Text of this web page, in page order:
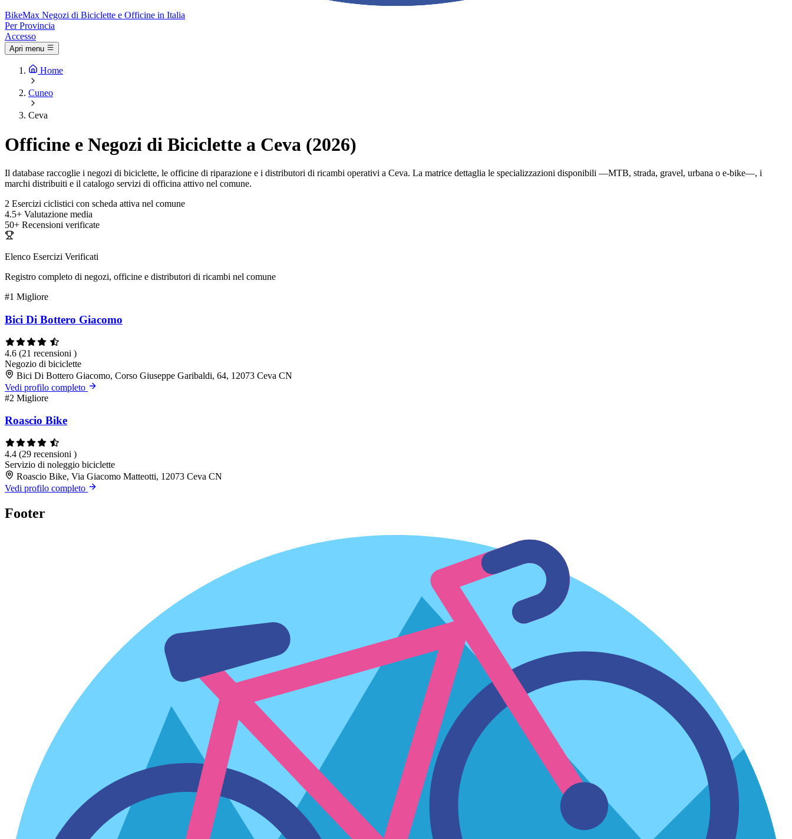
BikeMax Negozi di Biciclette e Officine in Italia
Per Provincia
Accesso
Apri menu
Home
Cuneo
Ceva
Officine e Negozi di Biciclette a Ceva (2026)
Il database raccoglie i negozi di biciclette, le officine di riparazione e i distributori di ricambi operativi a Ceva. La matrice dettaglia le specializzazioni disponibili —MTB, strada, gravel, urbana o e-bike—, i
marchi distribuiti e il catalogo servizi di officina attivo nel comune.
2 Esercizi ciclistici con scheda attiva nel comune
4.5+ Valutazione media
50+ Recensioni verificate
Elenco Esercizi Verificati
Registro completo di negozi, officine e distributori di ricambi nel comune
#1 Migliore
Bici Di Bottero Giacomo
4.6 (21 recensioni )
Negozio di biciclette
Bici Di Bottero Giacomo, Corso Giuseppe Garibaldi, 64, 12073 Ceva CN
Vedi profilo completo
#2 Migliore
Roascio Bike
4.4 (29 recensioni )
Servizio di noleggio biciclette
Roascio Bike, Via Giacomo Matteotti, 12073 Ceva CN
Vedi profilo completo
Footer